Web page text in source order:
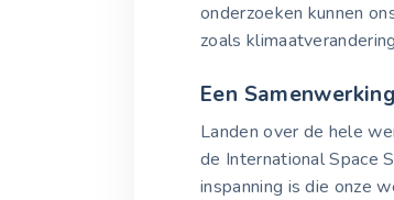
onderzoeken kunnen
zoals
Een
Landen over de hele
de International Space
inspanning is die onze